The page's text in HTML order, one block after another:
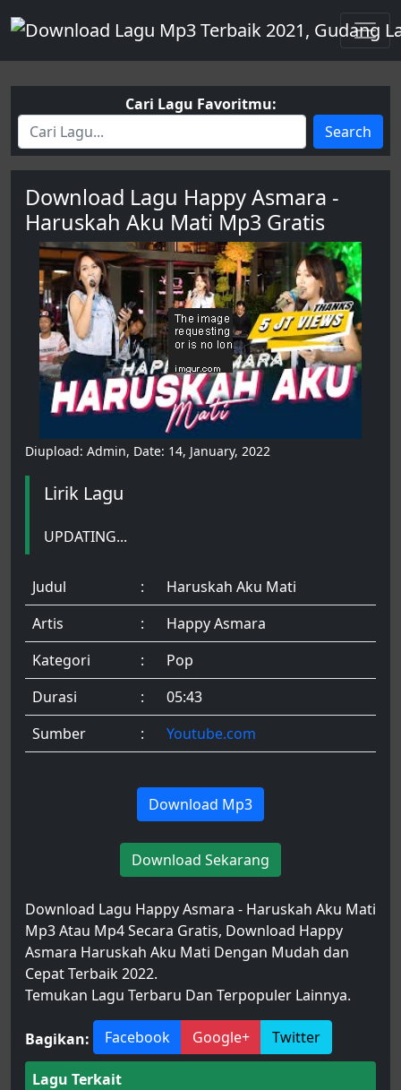
Cari Lagu Favoritmu:
Search
Download Lagu Happy Asmara -
Haruskah Aku Mati Mp3 Gratis
Diupload: Admin, Date: 14, January, 2022
Lirik Lagu
UPDATING...
Judul :
Haruskah Aku Mati
Artis
:
Happy Asmara
Kategori
:
Pop
Durasi
:
05:43
Sumber
: Youtube.com
Download Mp3
Download Sekarang
Download Lagu Happy Asmara - Haruskah Aku Mati
Mp3 Atau Mp4 Secara Gratis, Download Happy
Asmara Haruskah Aku Mati Dengan Mudah dan
Cepat Terbaik 2022.
Temukan Lagu Terbaru Dan Terpopuler Lainnya.
Bagikan: Facebook Google+ Twitter
Lagu Terkait